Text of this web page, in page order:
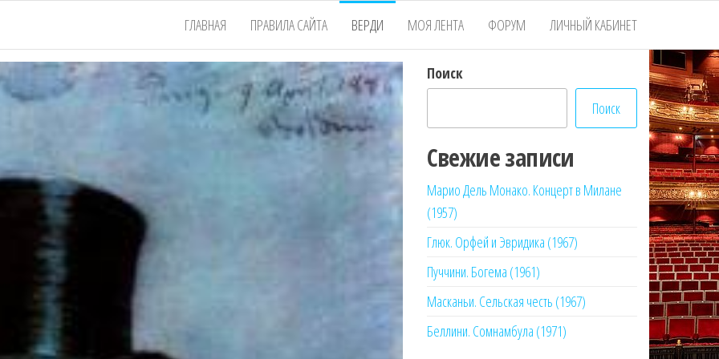
ГЛАВНАЯ ПРАВИЛА САЙТА ВЕРДИ МОЯ ЛЕНТА ФОРУМ ЛИЧНЫЙ КАБИНЕТ
Поиск
Поиск
Свежие записи
Марио Дель Монако. Концерт в Милане
(1957)
Глюк. Орфей и Эвридика (1967)
Пуччини. Богема (1961)
Масканьи. Сельская честь (1967)
Беллини. Сомнамбула (1971)